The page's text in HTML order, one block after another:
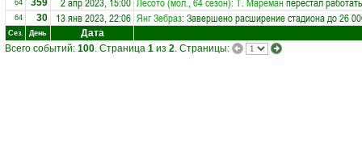
64 359
64 30 13 янв 2023, 22:06 Янг Зебраз: Завершено расширение стадиона до 26
Сез. День
Дата
Всего событий: 100. Страница 1 из 2. Страницы: